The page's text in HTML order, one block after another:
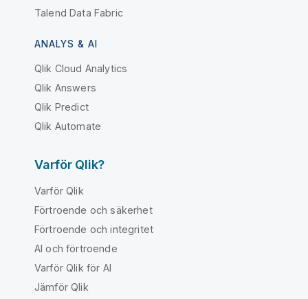
Talend Data Fabric
ANALYS & AI
Qlik Cloud Analytics
Qlik Answers
Qlik Predict
Qlik Automate
Varför Qlik?
Varför Qlik
Förtroende och säkerhet
Förtroende och integritet
AI och förtroende
Varför Qlik för AI
Jämför Qlik